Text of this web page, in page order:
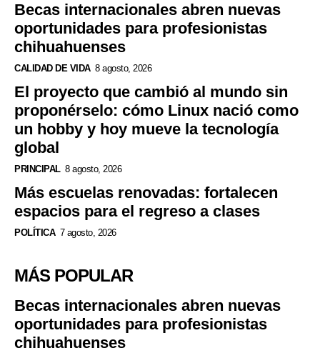
Becas internacionales abren nuevas
oportunidades para profesionistas
chihuahuenses
CALIDAD DE VIDA 8 agosto, 2026
El proyecto que cambió al mundo sin
proponérselo: cómo Linux nació como
un hobby y hoy mueve la tecnología
global
PRINCIPAL 8 agosto, 2026
Más escuelas renovadas: fortalecen
espacios para el regreso a clases
POLÍTICA 7 agosto, 2026
MÁS POPULAR
Becas internacionales abren nuevas
oportunidades para profesionistas
chihuahuenses